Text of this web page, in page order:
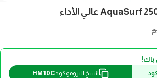
انسخ البروموكود HM10C